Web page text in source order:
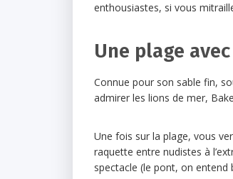
enthousiastes, si vous
Une plage
Connue pour son sable fin,
admirer les lions de mer,
Une fois sur la plage, vous
raquette entre nudistes à
spectacle (le pont, on entend